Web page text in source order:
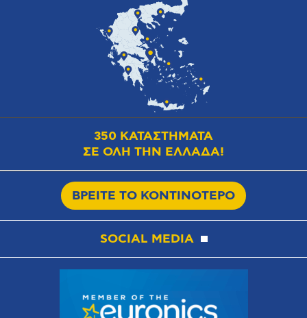
350 ΚΑΤΑΣΤΗΜΑΤΑ
ΣΕ ΟΛΗ ΤΗΝ ΕΛΛΑΔΑ!
ΒΡΕΙΤΕ ΤΟ ΚΟΝΤΙΝΟΤΕΡΟ
SOCIAL MEDIA